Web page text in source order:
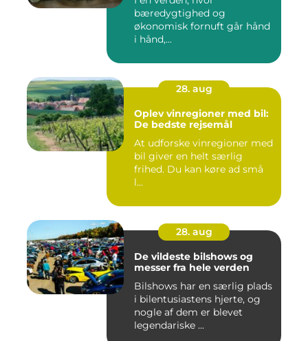
bæredygtighed og
økonomisk fornuft går hånd
i hånd,...
28. aug
Oplev vinregioner med bil:
De bedste rejsemål
At udforske vinregioner med
bil giver en helt særlig
frihed. Du kan køre ad små
l...
28. aug
De vildeste bilshows og
messer fra hele verden
Bilshows har en særlig plads
i bilentusiastens hjerte, og
nogle af dem er blevet
legendariske ...